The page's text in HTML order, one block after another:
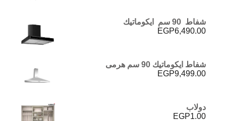
شفاط 90 سم ايكوماتيك
EGP6,490.00
شفاط ايكوماتيك 90 سم هرمى
EGP9,499.00
دولاب
EGP1.00